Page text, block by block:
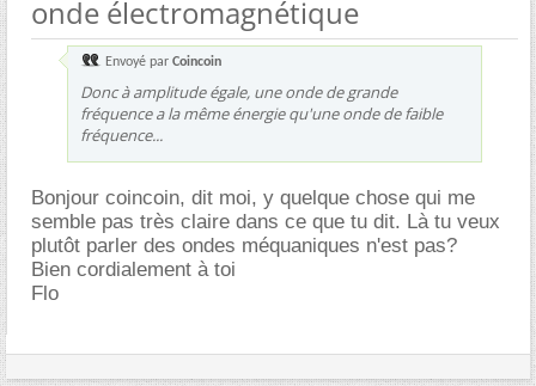
onde électromagnétique
Envoyé par Coincoin
Donc à amplitude égale, une onde de grande
fréquence a la même énergie qu'une onde de faible
fréquence...
Bonjour coincoin, dit moi, y quelque chose qui me
semble pas très claire dans ce que tu dit. Là tu veux
plutôt parler des ondes méquaniques n'est pas?
Bien cordialement à toi
Flo